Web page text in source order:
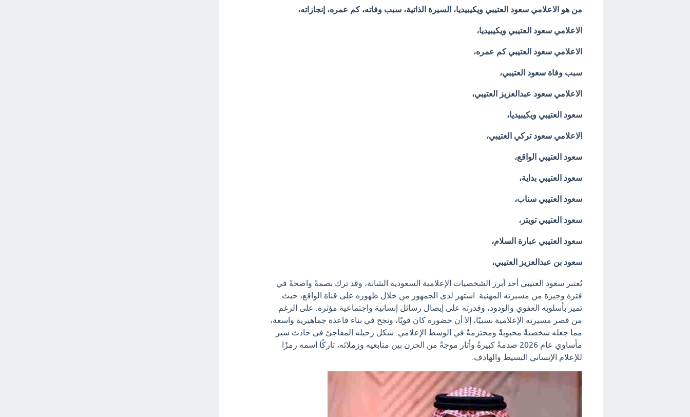
من هو الاعلامي سعود العتيبي ويكيبيديا، السيرة الذاتية، سبب وفاته، كم عمره، إنجازاته،
الاعلامي سعود العتيبي ويكيبيديا،
الاعلامي سعود العتيبي كم عمره،
سبب وفاة سعود العتيبي،
الاعلامي سعود عبدالعزيز العتيبي،
سعود العتيبي ويكيبيديا،
الاعلامي سعود تركي العتيبي،
سعود العتيبي الواقع،
سعود العتيبي بداية،
سعود العتيبي سناب،
سعود العتيبي تويتر،
سعود العتيبي عبارة السلام،
سعود بن عبدالعزيز العتيبي،
يُعتبر سعود العتيبي أحد أبرز الشخصيات الإعلامية السعودية الشابة، وقد ترك بصمةً واضحةً في
فترة وجيزة من مسيرته المهنية. اشتهر لدى الجمهور من خلال ظهوره على قناة الواقع، حيث
تميز بأسلوبه العفوي والودود، وقدرته على إيصال رسائل إنسانية واجتماعية مؤثرة. على الرغم
من قصر مسيرته الإعلامية نسبيًا، إلا أن حضوره كان قويًا، ونجح في بناء قاعدة جماهيرية واسعة،
مما جعله شخصيةً محبوبةً ومحترمةً في الوسط الإعلامي. شكل رحيله المفاجئ في حادث سير
مأساوي عام 2026 صدمةً كبيرةً وأثار موجةً من الحزن بين متابعيه وزملائه، تاركًا اسمه رمزًا
للإعلام الإنساني البسيط والهادف.